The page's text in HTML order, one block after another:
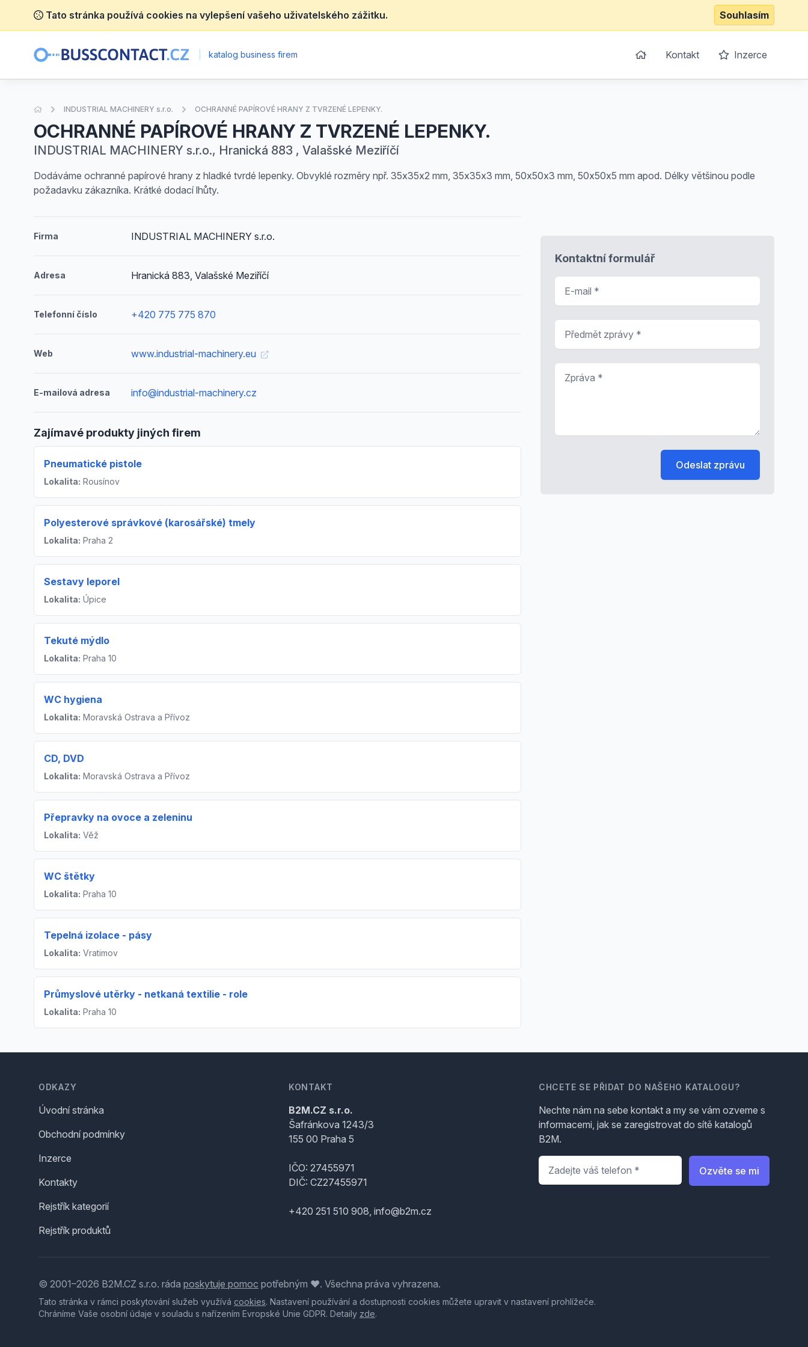
Tato stránka používá cookies na vylepšení vašeho uživatelského zážitku. Souhlasím
katalog business firem Kontakt Inzerce
Úvodní stránka
INDUSTRIAL MACHINERY s.r.o. OCHRANNÉ PAPÍROVÉ HRANY Z TVRZENÉ LEPENKY.
OCHRANNÉ PAPÍROVÉ HRANY Z TVRZENÉ LEPENKY.
INDUSTRIAL MACHINERY s.r.o., Hranická 883 , Valašské Meziříčí
Dodáváme ochranné papírové hrany z hladké tvrdé lepenky. Obvyklé rozměry npř. 35x35x2 mm, 35x35x3 mm, 50x50x3 mm, 50x50x5 mm apod. Délky většinou podle
požadavku zákazníka. Krátké dodací lhůty.
Firma INDUSTRIAL MACHINERY s.r.o.
Adresa Hranická 883, Valašské Meziříčí
Telefonní číslo +420 775 775 870
Web www.industrial-machinery.eu
E-mailová adresa info@industrial-machinery.cz
Zajímavé produkty jiných firem
Pneumatické pistole
Lokalita: Rousínov
Polyesterové správkové (karosářské) tmely
Lokalita: Praha 2
Sestavy leporel
Lokalita: Úpice
Tekuté mýdlo
Lokalita: Praha 10
WC hygiena
Lokalita: Moravská Ostrava a Přívoz
CD, DVD
Lokalita: Moravská Ostrava a Přívoz
Přepravky na ovoce a zeleninu
Lokalita: Věž
WC štětky
Lokalita: Praha 10
Tepelná izolace - pásy
Lokalita: Vratimov
Průmyslové utěrky - netkaná textilie - role
Lokalita: Praha 10
Kontaktní formulář
Odeslat zprávu
ODKAZY
Úvodní stránka
Obchodní podmínky
Inzerce
Kontakty
Rejstřík kategorií
Rejstřík produktů
KONTAKT
B2M.CZ s.r.o.
Šafránkova 1243/3
155 00 Praha 5
IČO: 27455971
DIČ: CZ27455971
+420 251 510 908, info@b2m.cz
CHCETE SE PŘIDAT DO NAŠEHO KATALOGU?
Nechte nám na sebe kontakt a my se vám ozveme s
informacemi, jak se zaregistrovat do sítě katalogů
B2M.
Telefon
Ozvěte se mi
© 2001–2026 B2M.CZ s.r.o. ráda poskytuje pomoc potřebným ♥️. Všechna práva vyhrazena.
Tato stránka v rámci poskytování služeb využívá cookies. Nastavení používání a dostupnosti cookies můžete upravit v nastavení prohlížeče.
Chráníme Vaše osobní údaje v souladu s nařízením Evropské Unie GDPR. Detaily zde.